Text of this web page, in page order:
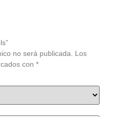
no será publicada. Los
con *